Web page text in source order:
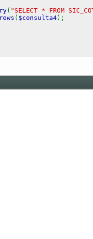
( "SELECT * FROM
( $consulta4);